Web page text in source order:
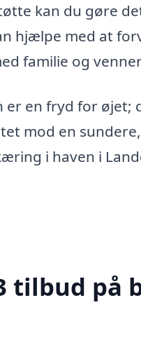
kan du gøre
hjælpe med at
familie og
er en fryd for
mod en
i haven i
tilbud på